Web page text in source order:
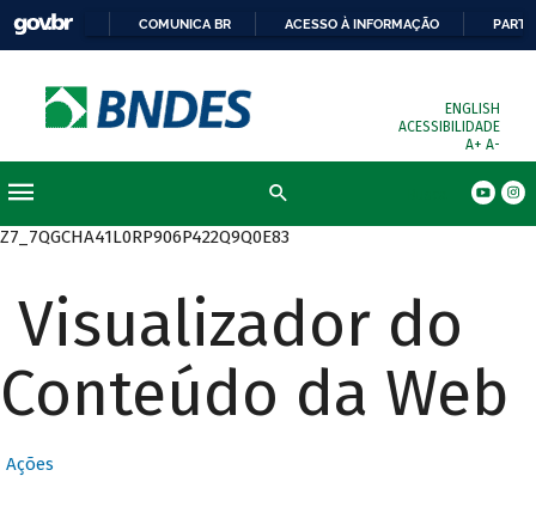
COMUNICA BR ACESSO À INFORMAÇÃO
ENGLISH
ACESSIBILIDADE
A+ A-
Z7_7QGCHA41L0RP906P422Q9Q0E83
Visualizador do
Conteúdo da Web
Ações